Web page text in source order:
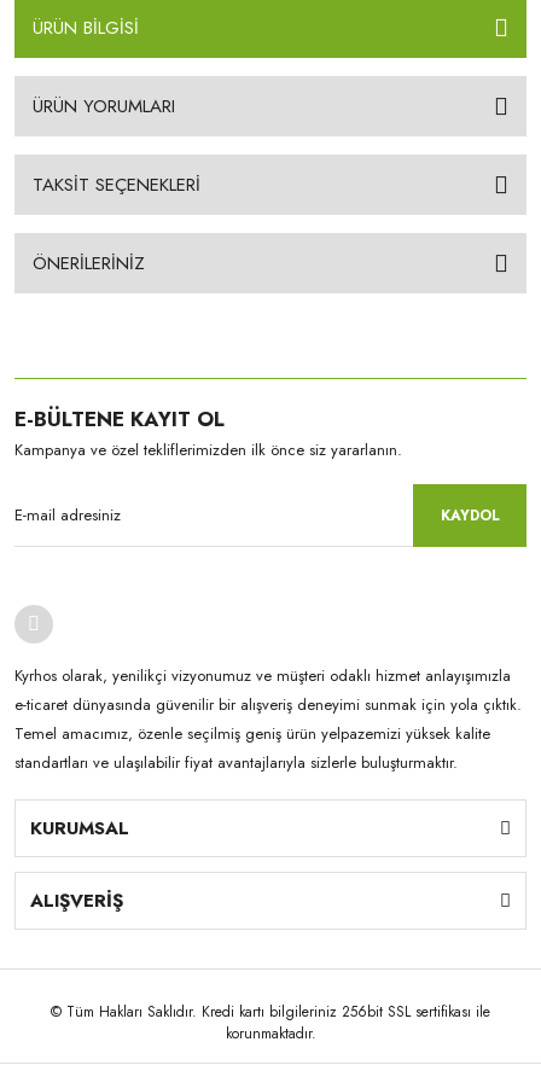
ÜRÜN BİLGİSİ
ÜRÜN YORUMLARI
TAKSİT SEÇENEKLERİ
ÖNERİLERİNİZ
E-BÜLTENE KAYIT OL
Kampanya ve özel tekliflerimizden ilk önce siz yararlanın.
KAYDOL
Kyrhos olarak, yenilikçi vizyonumuz ve müşteri odaklı hizmet anlayışımızla
e-ticaret dünyasında güvenilir bir alışveriş deneyimi sunmak için yola çıktık.
Temel amacımız, özenle seçilmiş geniş ürün yelpazemizi yüksek kalite
standartları ve ulaşılabilir fiyat avantajlarıyla sizlerle buluşturmaktır.
KURUMSAL
ALIŞVERİŞ
© Tüm Hakları Saklıdır. Kredi kartı bilgileriniz 256bit SSL sertifikası ile
korunmaktadır.